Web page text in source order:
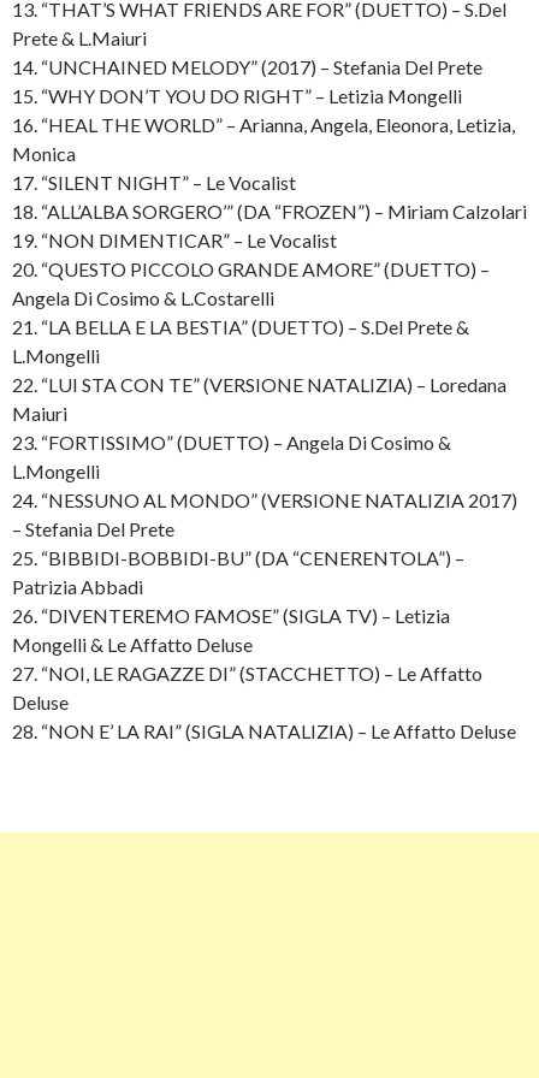
13. “THAT’S WHAT FRIENDS ARE FOR” (DUETTO) – S.Del
Prete & L.Maiuri
14. “UNCHAINED MELODY” (2017) – Stefania Del Prete
15. “WHY DON’T YOU DO RIGHT” – Letizia Mongelli
16. “HEAL THE WORLD” – Arianna, Angela, Eleonora, Letizia,
Monica
17. “SILENT NIGHT” – Le Vocalist
18. “ALL’ALBA SORGERO’” (DA “FROZEN”) – Miriam Calzolari
19. “NON DIMENTICAR” – Le Vocalist
20. “QUESTO PICCOLO GRANDE AMORE” (DUETTO) –
Angela Di Cosimo & L.Costarelli
21. “LA BELLA E LA BESTIA” (DUETTO) – S.Del Prete &
L.Mongelli
22. “LUI STA CON TE” (VERSIONE NATALIZIA) – Loredana
Maiuri
23. “FORTISSIMO” (DUETTO) – Angela Di Cosimo &
L.Mongelli
24. “NESSUNO AL MONDO” (VERSIONE NATALIZIA 2017)
– Stefania Del Prete
25. “BIBBIDI-BOBBIDI-BU” (DA “CENERENTOLA”) –
Patrizia Abbadi
26. “DIVENTEREMO FAMOSE” (SIGLA TV) – Letizia
Mongelli & Le Affatto Deluse
27. “NOI, LE RAGAZZE DI” (STACCHETTO) – Le Affatto
Deluse
28. “NON E’ LA RAI” (SIGLA NATALIZIA) – Le Affatto Deluse